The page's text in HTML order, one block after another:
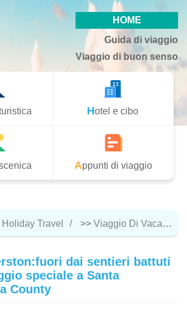
HOME
Guida di viaggio
Viaggio di buon senso
Hotel e cibo
Appunti di viaggio
Travel >> Viaggio Di Vacanza
dai sentieri battuti
speciale a Santa
County